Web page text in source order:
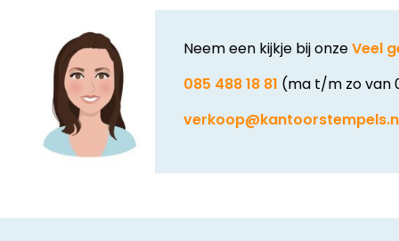
Neem een kijkje bij onzeVeel
085 488 18 81 (ma t/m zo van